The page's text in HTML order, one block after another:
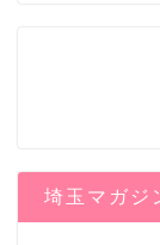
埼玉マガジ